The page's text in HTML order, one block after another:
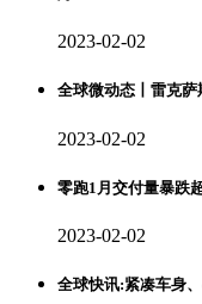
2023-02-02
全球微动态丨雷克萨
2023-02-02
零跑1月交付量暴跌
2023-02-02
全球快讯:紧凑车身